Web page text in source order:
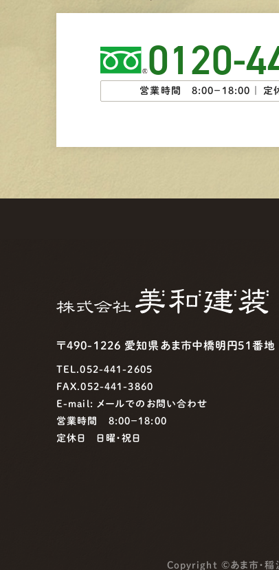
0120-
営業時間 8:00−18:00 ｜ 定
〒490-1226 愛知県あま市中橋明円51番地
TEL.052-441-2605
FAX.052-441-3860
E-mail: メールでのお問い合わせ
営業時間 8:00−18:00
定休日 日曜・祝日
Copyright ©あま市・